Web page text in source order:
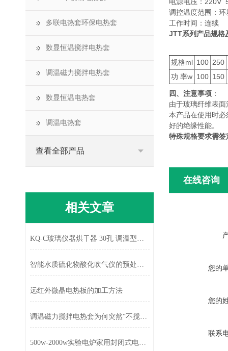
调控温度范围：
工作时间：连续
JTT系列产品规格
规格ml 100 250
功 率w 100 150
四、注意事项 ：
由于玻璃纤维表
本产品在使用时
好的绝缘性能。
特殊规格要求需
在线咨询
您的
您的
联系
多联电热套环保电热套
数显恒温搅拌电热套
调温磁力搅拌电热套
数显恒温电热套
调温电热套
查看全部产品
相关文章
KQ-C玻璃仪器烘干器 30孔 调温型，全不锈钢壳
智能水质硫化物酸化吹气仪的预处理装置及条件的选择
远红外微晶电热板的加工方法
调温磁力搅拌电热套为何突然“不搅拌”了？
500w-2000w实验电炉家用封闭式电炉调温单头电炉